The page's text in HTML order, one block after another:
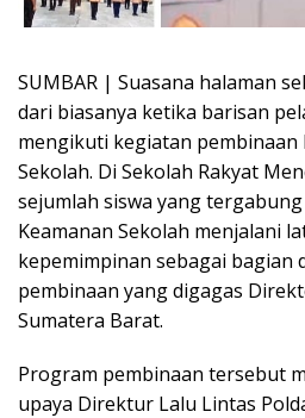
SUMBAR | Suasana halaman
dari biasanya ketika barisan
mengikuti kegiatan pembinaan
Sekolah. Di Sekolah Rakyat
sejumlah siswa yang
Keamanan Sekolah menjalani
kepemimpinan sebagai bagian
pembinaan yang digagas
Sumatera Barat.
Program pembinaan tersebut
upaya Direktur Lalu Lintas